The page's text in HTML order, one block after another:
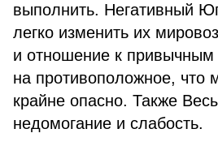
выполнить. Негативный
легко изменить их
и отношение к
на противоположное, что
крайне опасно. Также
недомогание и слабость.